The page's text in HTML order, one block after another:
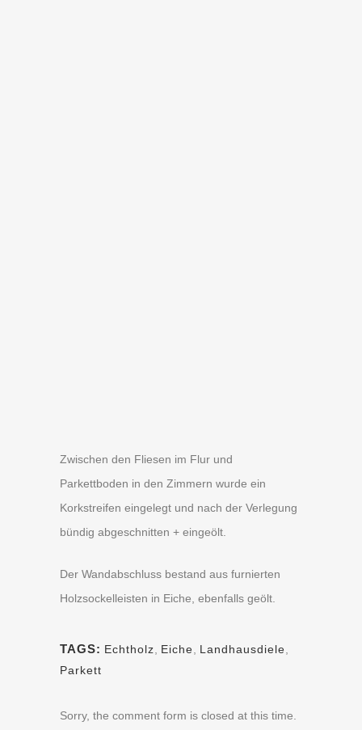
Zwischen den Fliesen im Flur und
Parkettboden in den Zimmern wurde ein
Korkstreifen eingelegt und nach der Verlegung
bündig abgeschnitten + eingeölt.
Der Wandabschluss bestand aus furnierten
Holzsockelleisten in Eiche, ebenfalls geölt.
TAGS: Echtholz Eiche Landhausdiele
Parkett
Sorry, the comment form is closed at this time.